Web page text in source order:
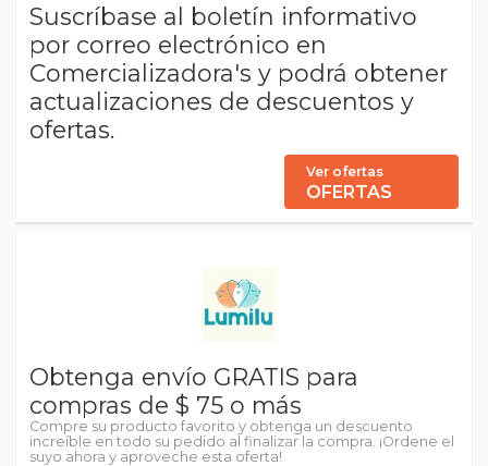
Suscríbase al boletín informativo
por correo electrónico en
Comercializadora's y podrá obtener
actualizaciones de descuentos y
ofertas.
Ver ofertas
OFERTAS
Obtenga envío GRATIS para
compras de $ 75 o más
Compre su producto favorito y obtenga un descuento
increíble en todo su pedido al finalizar la compra. ¡Ordene el
suyo ahora y aproveche esta oferta!